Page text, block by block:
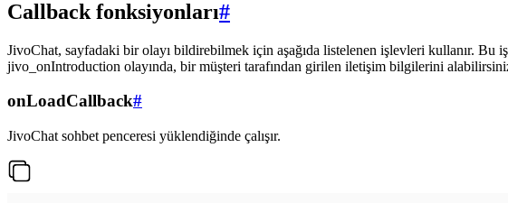
Callback fonksiyonları#
JivoChat, sayfadaki bir olayı bildirebilmek için aşağıda listelenen işlevleri kullanır.
jivo_onIntroduction olayında, bir müşteri tarafından girilen iletişim bilgilerini
onLoadCallback#
JivoChat sohbet penceresi yüklendiğinde çalışır.